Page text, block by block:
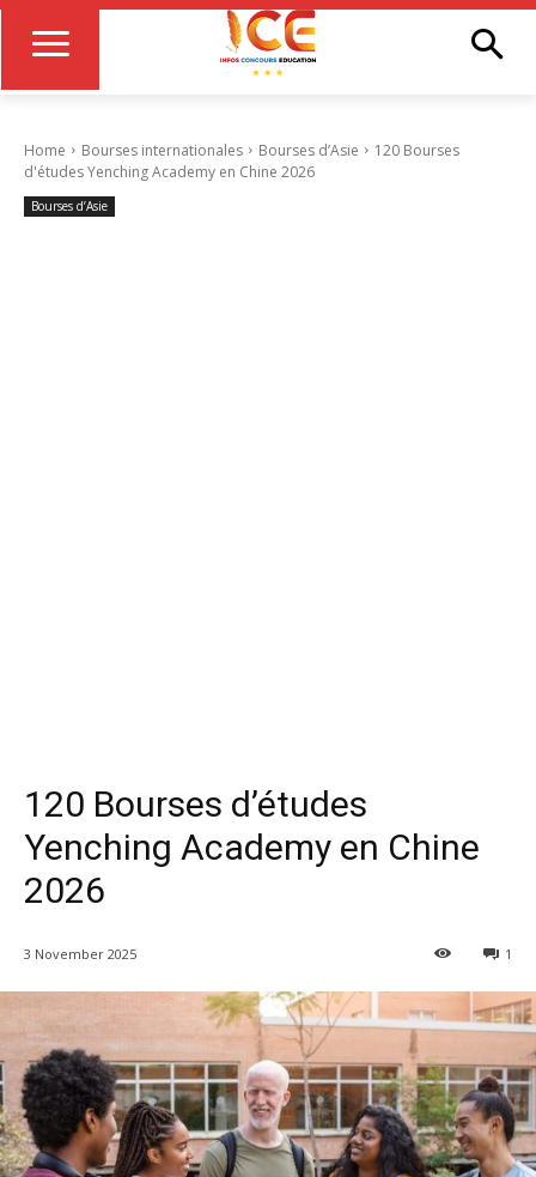
Home Bourses internationales Bourses d’Asie
120 Bourses
d'études Yenching Academy en Chine 2026
Bourses d’Asie
120 Bourses d’études
Yenching Academy en Chine
2026
3 November 2025 1